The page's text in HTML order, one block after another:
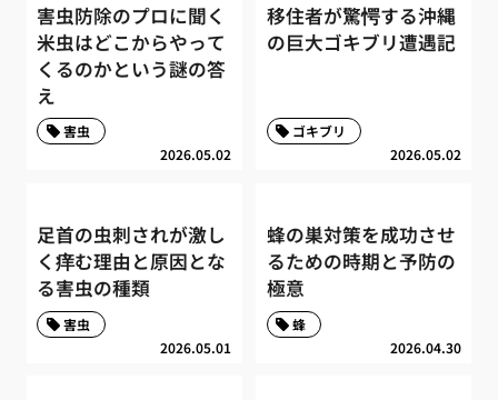
害虫防除のプロに聞く
米虫はどこからやって
くるのかという謎の答
え
2026.05.02
害虫
移住者が驚愕する沖縄
の巨大ゴキブリ遭遇記
2026.05.02
ゴキブリ
足首の虫刺されが激し
く痒む理由と原因とな
る害虫の種類
2026.05.01
害虫
蜂の巣対策を成功させ
るための時期と予防の
極意
2026.04.30
蜂